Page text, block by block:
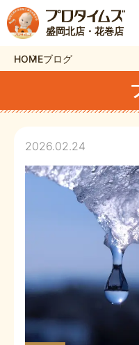
盛岡北店・花巻店
HOMEブログ
2026.02.24